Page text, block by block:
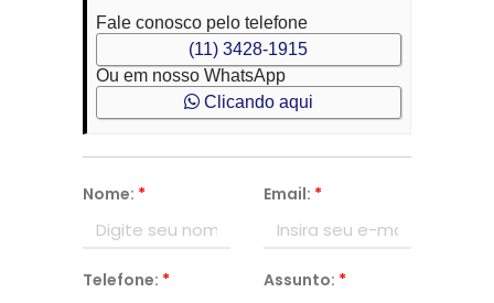
Fale conosco pelo telefone
(11) 3428-1915
Ou em nosso WhatsApp
Clicando aqui
Nome: * Email: *
Telefone: * Assunto: *